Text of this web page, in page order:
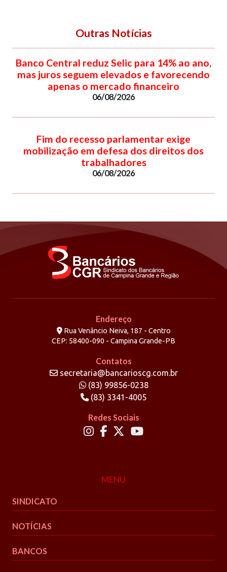
Outras Notícias
Banco Central reduz Selic para 14% ao ano,
mas juros seguem elevados e favorecendo
apenas o mercado financeiro
06/08/2026
Fim do recesso parlamentar exige
mobilização em defesa dos direitos dos
trabalhadores
06/08/2026
Endereço
Rua Venâncio Neiva, 187 - Centro
CEP: 58400-090 - Campina Grande-PB
Contatos
secretaria@bancarioscg.com.br
(83) 99856-0238
(83) 3341-4005
Redes Sociais
MENU
SINDICATO
NOTÍCIAS
BANCOS